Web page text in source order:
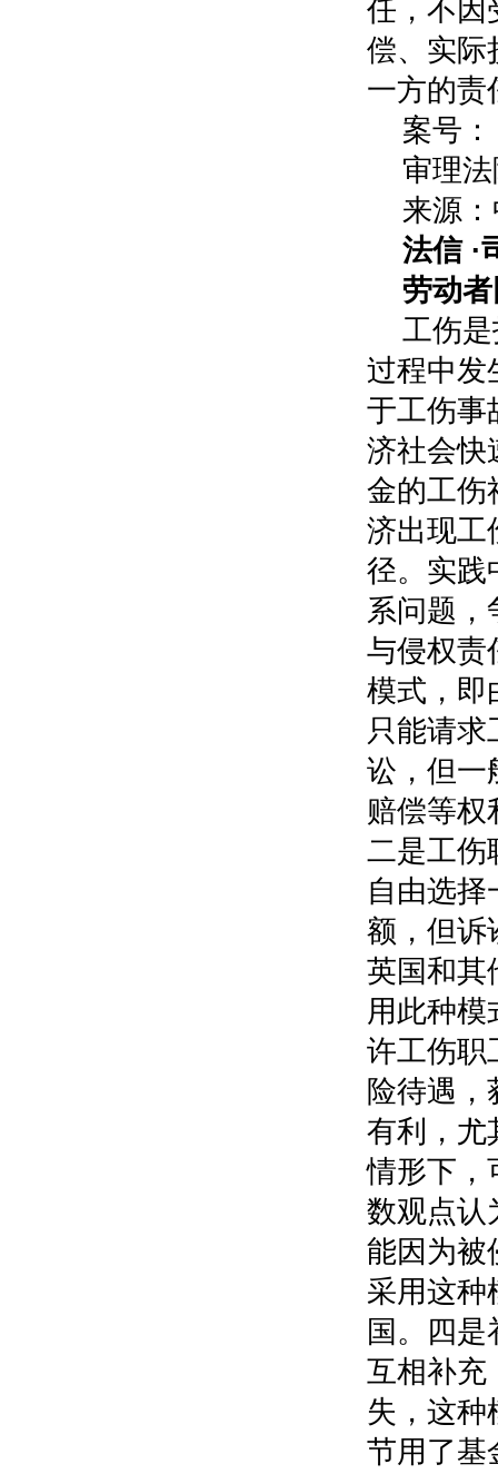
任，不因
偿、实际
一方的责
案号
审理
来源
法信 ·
劳动
工伤
过程中发
于工伤事
济社会快
金的工伤
济出现工
径。实践
系问题，
与侵权责
模式，即
只能请
讼，但一
赔偿等权
二是工伤
自由选
额，但诉
英国和其
用此种模
许工伤职
险待遇，
有利，尤
情形下，
数观点认
能因为被
采用这种
国。四
互相补充
失，这种
节用了基